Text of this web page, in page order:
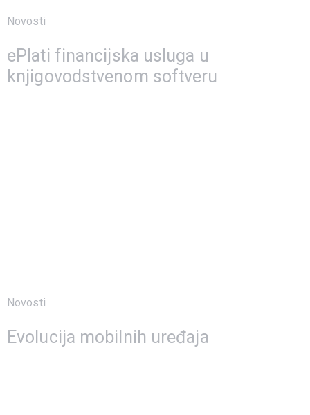
Novosti
ePlati financijska usluga u
knjigovodstvenom softveru
Novosti
Evolucija mobilnih uređaja